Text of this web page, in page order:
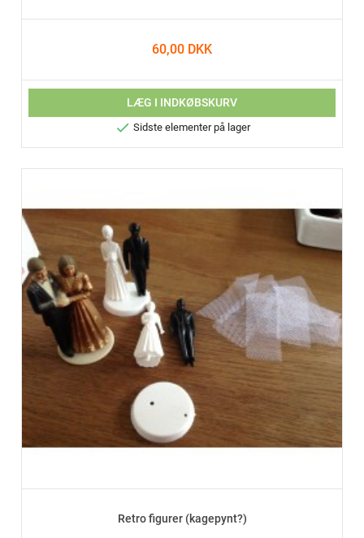
60,00 DKK
LÆG I INDKØBSKURV
 Sidste elementer på lager
Retro figurer (kagepynt?)